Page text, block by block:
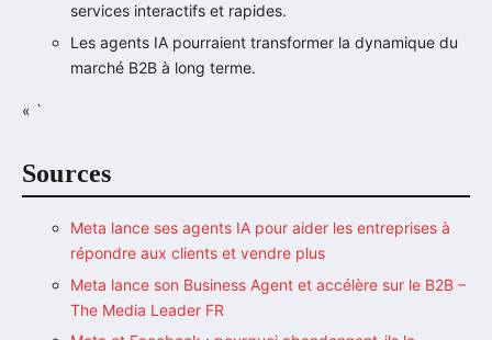
services interactifs et rapides.
Les agents IA pourraient transformer la dynamique du
marché B2B à long terme.
« `
Sources
Meta lance ses agents IA pour aider les entreprises à
répondre aux clients et vendre plus
Meta lance son Business Agent et accélère sur le B2B –
The Media Leader FR